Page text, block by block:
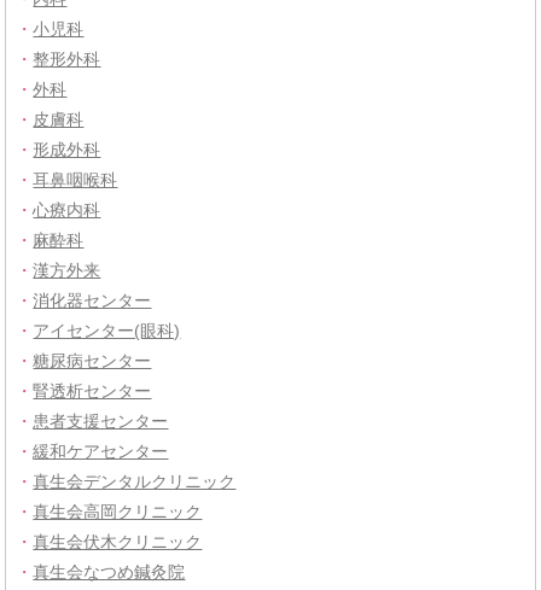
・小児科
・整形外科
・外科
・ 皮膚科
・ 形成外科
・耳鼻咽喉科
・心療内科
・ 麻酔科
・漢方外来
・消化器センター
・ アイセンター(眼科)
・糖尿病センター
・腎透析センター
・ 患者支援センター
・緩和ケアセンター
・真生会デンタルクリニック
・真生会高岡クリニック
・真生会伏木クリニック
・真生会なつめ鍼灸院